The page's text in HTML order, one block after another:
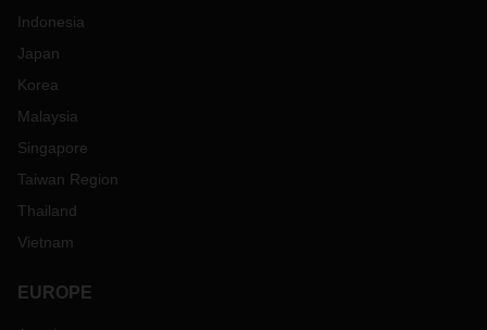
Indonesia
Japan
Korea
Malaysia
Singapore
Taiwan Region
Thailand
Vietnam
EUROPE